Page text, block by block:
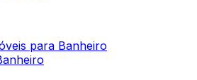
para Banheiro